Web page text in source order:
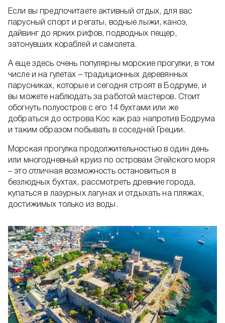
Если вы предпочитаете активный отдых, для вас
парусный спорт и регаты, водные лыжи, каноэ,
дайвинг до ярких рифов, подводных пещер,
затонувших кораблей и самолета.
А еще здесь очень популярны морские прогулки, в том
числе и на гулетах – традиционных деревянных
парусниках, которые и сегодня строят в Бодруме, и
вы можете наблюдать за работой мастеров. Стоит
обогнуть полуостров с его 14 бухтами или же
добраться до острова Кос как раз напротив Бодрума
и таким образом побывать в соседней Греции.
Морская прогулка продолжительностью в один день
или многодневный круиз по островам Эгейского моря
– это отличная возможность остановиться в
безлюдных бухтах, рассмотреть древние города,
купаться в лазурных лагунах и отдыхать на пляжах,
достижимых только из воды.